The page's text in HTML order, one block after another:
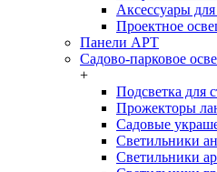
Аксессуары
Проектное
Панели АРТ
Садово-парковое
+
Подсветка для
Прожекторы
Садовые
Светильники
Светильники